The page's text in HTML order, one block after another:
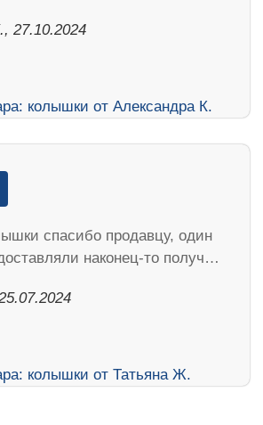
27.10.2024
спасибо продавцу, один
наконец-то получ…